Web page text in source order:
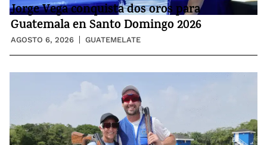
Jorge Vega conquista dos oros para
Guatemala en Santo Domingo 2026
AGOSTO 6, 2026 GUATEMELATE